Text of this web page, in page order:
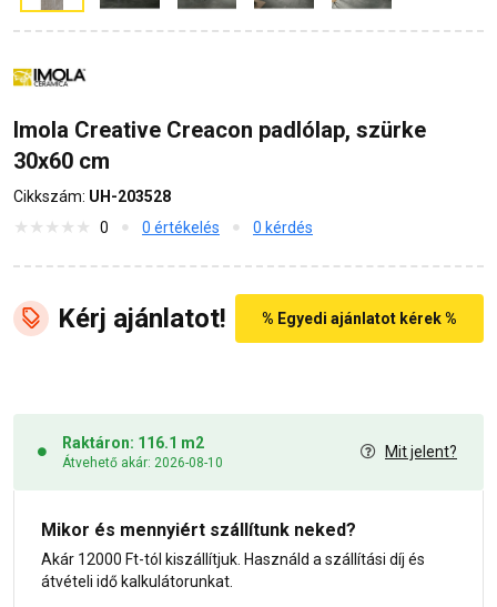
Imola Creative Creacon padlólap, szürke
30x60 cm
Cikkszám: UH-203528
0
0 értékelés 0 kérdés
% Egyedi ajánlatot kérek %
Kérj ajánlatot!
Raktáron: 116.1 m2
Átvehető akár: 2026-08-10
Mit jelent?
Mikor és mennyiért szállítunk neked?
Akár 12000 Ft-tól kiszállítjuk. Használd a szállítási díj és
átvételi idő kalkulátorunkat.